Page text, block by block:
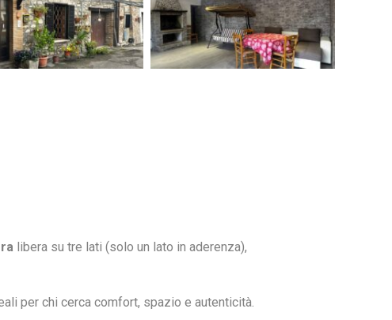
libera su tre lati (solo un lato in aderenza),
per chi cerca comfort, spazio e autenticità.